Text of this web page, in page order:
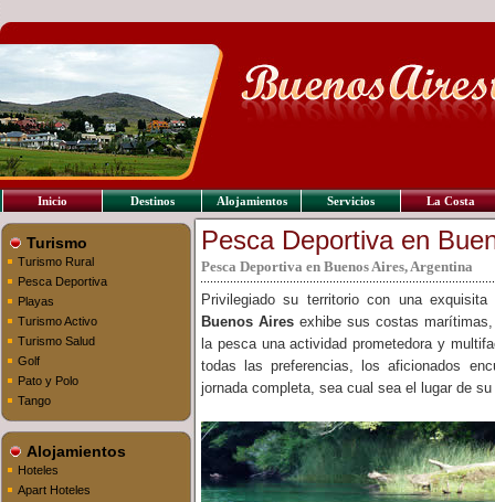
Inicio Destinos Alojamientos Servicios La Costa
Turismo
Turismo Rural
Pesca Deportiva
Playas
Turismo Activo
Turismo Salud
Golf
Pato y Polo
Tango
Alojamientos
Hoteles
Apart Hoteles
Pesca Deportiva en
Pesca Deportiva en Buenos Aires, Argentina
Privilegiado su territorio con una
Buenos Aires exhibe sus costas
la pesca una actividad prometedora y
todas las preferencias, los aficionados
jornada completa, sea cual sea el lugar de